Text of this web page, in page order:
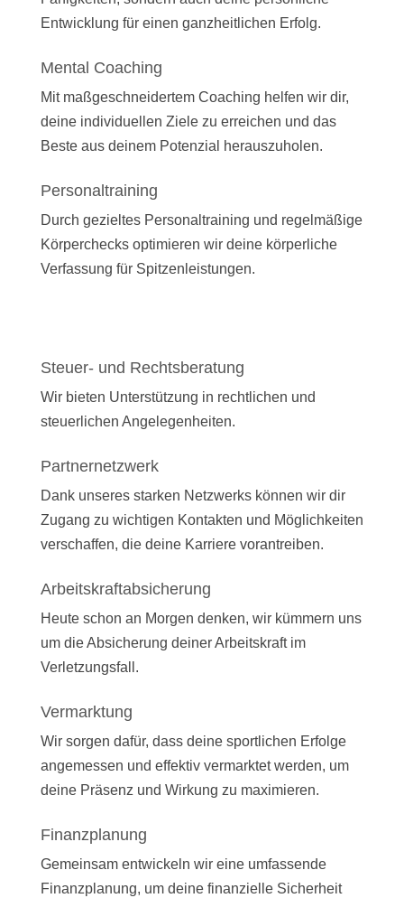
Entwicklung für einen ganzheitlichen Erfolg.
Mental Coaching
Mit maßgeschneidertem Coaching helfen wir dir,
deine individuellen Ziele zu erreichen und das
Beste aus deinem Potenzial herauszuholen.
Personaltraining
Durch gezieltes Personaltraining und regelmäßige
Körperchecks optimieren wir deine körperliche
Verfassung für Spitzenleistungen.
Steuer- und Rechtsberatung
Wir bieten Unterstützung in rechtlichen und
steuerlichen Angelegenheiten.
Partnernetzwerk
Dank unseres starken Netzwerks können wir dir
Zugang zu wichtigen Kontakten und Möglichkeiten
verschaffen, die deine Karriere vorantreiben.
Arbeitskraftabsicherung
Heute schon an Morgen denken, wir kümmern uns
um die Absicherung deiner Arbeitskraft im
Verletzungsfall.
Vermarktung
Wir sorgen dafür, dass deine sportlichen Erfolge
angemessen und effektiv vermarktet werden, um
deine Präsenz und Wirkung zu maximieren.
Finanzplanung
Gemeinsam entwickeln wir eine umfassende
Finanzplanung, um deine finanzielle Sicherheit